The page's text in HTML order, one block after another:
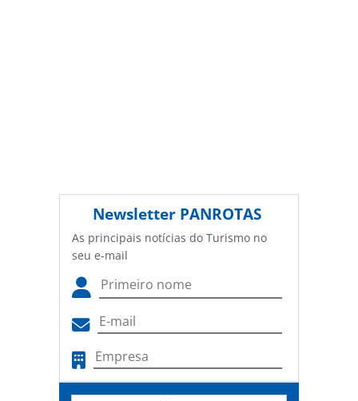
Newsletter PANROTAS
As principais notícias do Turismo no
seu e-mail